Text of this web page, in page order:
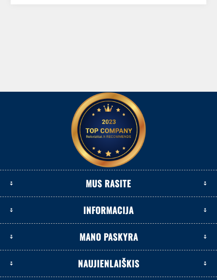
MUS RASITE
INFORMACIJA
MANO PASKYRA
NAUJIENLAIŠKIS